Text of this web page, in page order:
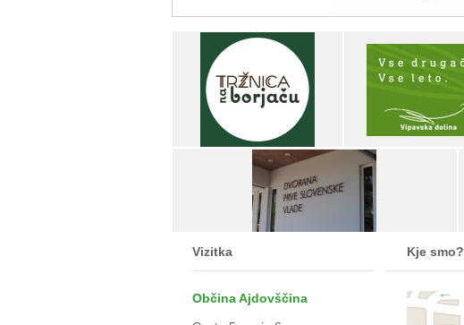
Vizitka
Občina Ajdovščina
Kje smo?